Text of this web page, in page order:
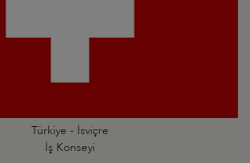
Türkiye - İsviçre
İş Konseyi